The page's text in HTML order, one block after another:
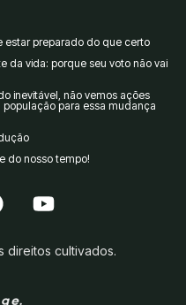
estar preparado do que certo
da vida: porque seu voto não vai
inevitável, não vemos ações
para essa mudança
do nosso tempo!
Y
o
t
direitos cultivados.